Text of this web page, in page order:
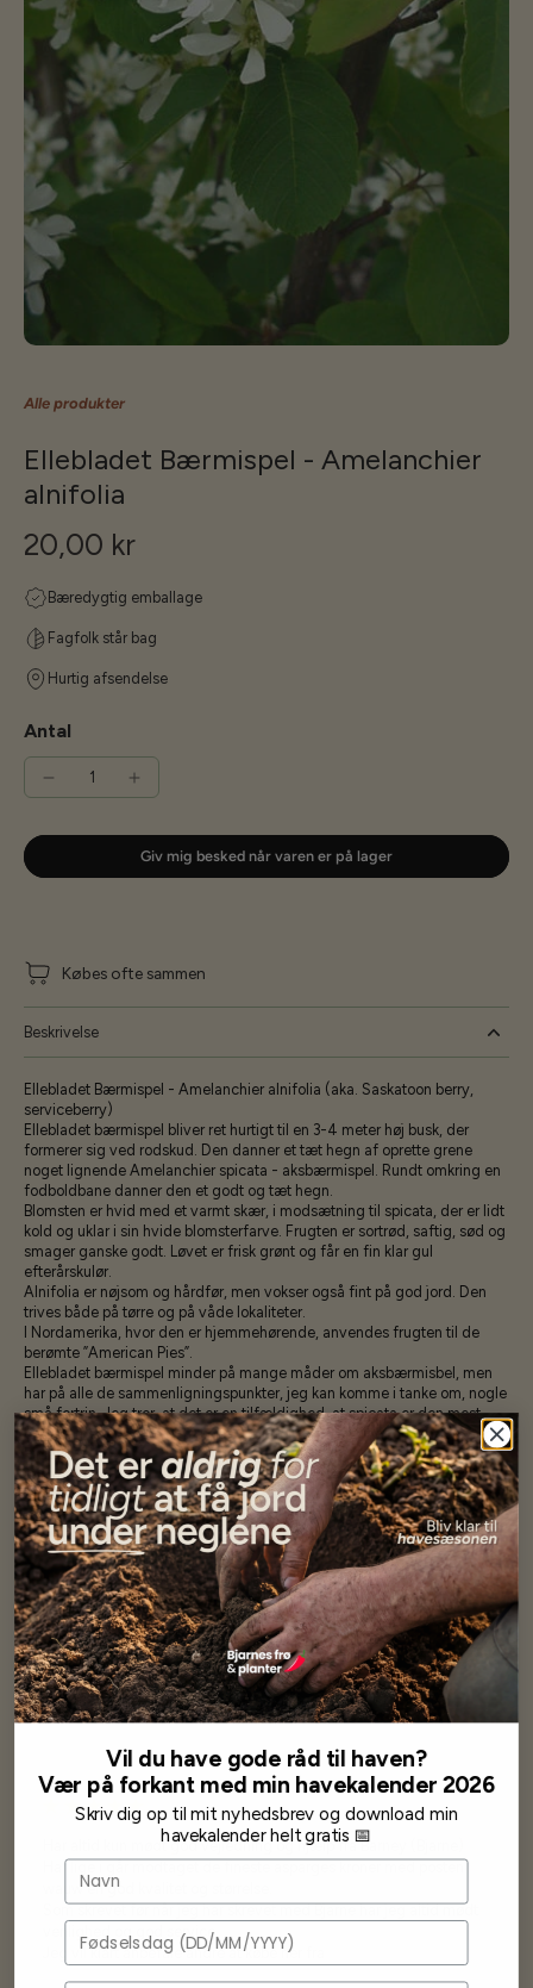
Alle produkter
Ellebladet Bærmispel - Amelanchier
alnifolia
20,00 kr
Bæredygtig emballage
Fagfolk står bag
Hurtig afsendelse
Antal
Giv mig besked når varen er på lager
Købes ofte sammen
Beskrivelse
Ellebladet Bærmispel - Amelanchier alnifolia (aka. Saskatoon berry,
serviceberry)
Ellebladet bærmispel bliver ret hurtigt til en 3-4 meter høj busk, der
formerer sig ved rodskud. Den danner et tæt hegn af oprette grene
noget lignende Amelanchier spicata - aksbærmispel. Rundt omkring en
fodboldbane danner den et godt og tæt hegn.
Blomsten er hvid med et varmt skær, i modsætning til spicata, der er lidt
kold og uklar i sin hvide blomsterfarve. Frugten er sortrød, saftig, sød og
smager ganske godt. Løvet er frisk grønt og får en fin klar gul
efterårskulør.
Alnifolia er nøjsom og hårdfør, men vokser også fint på god jord. Den
trives både på tørre og på våde lokaliteter.
I Nordamerika, hvor den er hjemmehørende, anvendes frugten til de
berømte ”American Pies”.
Ellebladet bærmispel minder på mange måder om aksbærmisbel, men
har på alle de sammenligningspunkter, jeg kan komme i tanke om, nogle
små fortrin. Jeg tror, at det er en tilfældighed, at spicata er den mest
brugte, medens kun ret få kender alnifolia, som i øvrigt anvendes mere i
Finland
minimum 25 frø
Specifikationer
Se mere af Alle produkter
Vores kundersiger...
Har altid kun mødt god vejledning og hjælp fra Barney (Bjarne)
Har lige i går modtaget de fineste asparges kroner med posten
wauw en god kvalitet og størrelse.
Som skrevet før når jeg har skrevet med Bjarne har jeg altid mødt
venlighed og god service.
Jeg vil klart anbefale andre at købe her fra
Vil du have gode råd til haven?
Vær på forkant med min havekalender 2026
Skriv dig op til mit nyhedsbrev og download min
havekalender helt gratis 📅
Navn
Fødselsdag